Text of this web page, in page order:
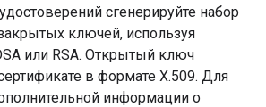
сгенерируйте набор
ключей, используя
или RSA. Открытый ключ
в формате X.509. Для
информации о